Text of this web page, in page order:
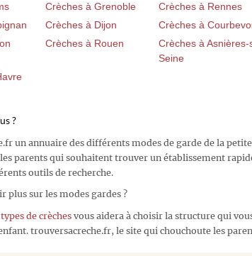
Crèches à Grenoble Crèches à Rennes
Crèches à Dijon Crèches à
Crèches à Rouen
Crèches à Asnières-
Seine
?
un annuaire des différents modes de garde de la
parents qui souhaitent trouver un établissement
outils de recherche.
plus sur les modes gardes ?
types de crèches vous aidera à choisir la structure qui
trouversacreche.fr, le site qui chouchoute les